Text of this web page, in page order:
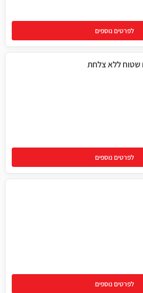
לפרטים נוספים
לפרטים נוספים
לפרטים נוספים